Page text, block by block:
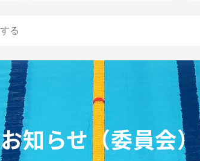
お知らせ（委員会）